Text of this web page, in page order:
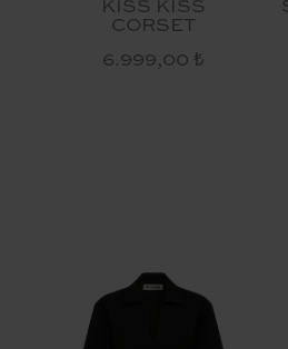
KISS KISS
CORSET
6.999,00 ₺